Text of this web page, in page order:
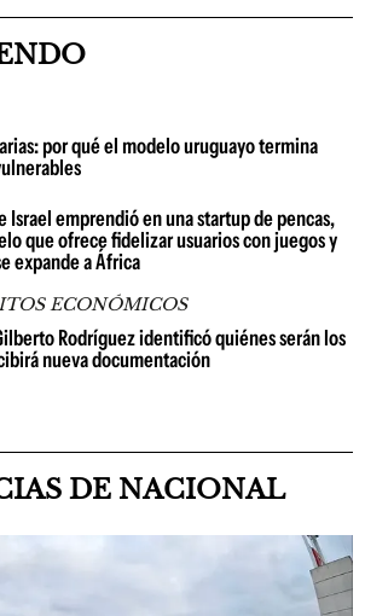
por qué el modelo uruguayo termina
Israel emprendió en una startup de pencas,
que ofrece fidelizar usuarios con juegos y
expande a África
ECONÓMICOS
Rodríguez identificó quiénes serán los
nueva documentación
DE NACIONAL